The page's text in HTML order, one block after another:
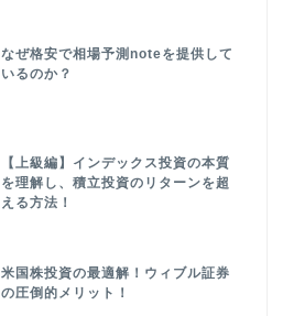
なぜ格安で相場予測noteを提供して
いるのか？
【上級編】インデックス投資の本質
を理解し、積立投資のリターンを超
える方法！
米国株投資の最適解！ウィブル証券
の圧倒的メリット！